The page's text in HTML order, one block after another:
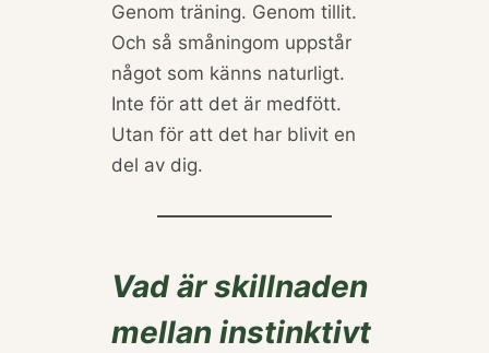
Genom träning. Genom tillit.
Och så småningom uppstår
något som känns naturligt.
Inte för att det är medfött.
Utan för att det har blivit en
del av dig.
Vad är skillnaden
mellan instinktivt